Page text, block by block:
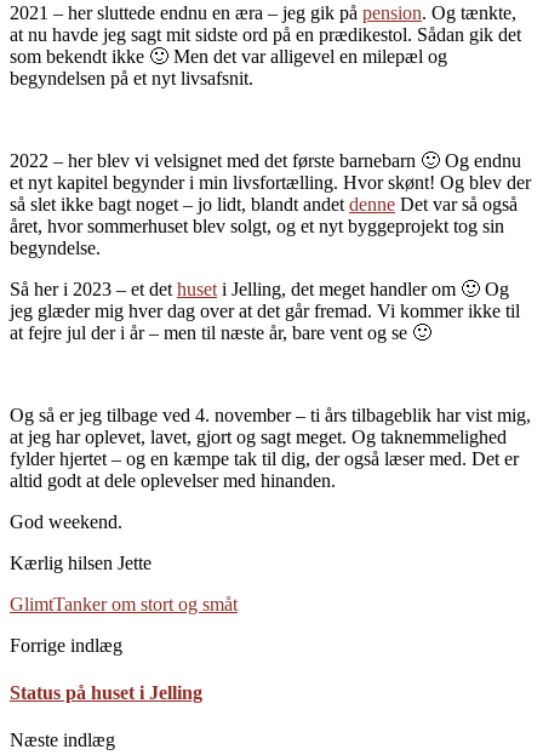
2021 – her sluttede endnu en æra – jeg gik på pension. Og tænkte,
at nu havde jeg sagt mit sidste ord på en prædikestol. Sådan gik det
som bekendt ikke 🙂 Men det var alligevel en milepæl og
begyndelsen på et nyt livsafsnit.
2022 – her blev vi velsignet med det første barnebarn 🙂 Og endnu
et nyt kapitel begynder i min livsfortælling. Hvor skønt! Og blev der
så slet ikke bagt noget – jo lidt, blandt andet denne Det var så også
året, hvor sommerhuset blev solgt, og et nyt byggeprojekt tog sin
begyndelse.
Så her i 2023 – et det huset i Jelling, det meget handler om 🙂 Og
jeg glæder mig hver dag over at det går fremad. Vi kommer ikke til
at fejre jul der i år – men til næste år, bare vent og se 🙂
Og så er jeg tilbage ved 4. november – ti års tilbageblik har vist mig,
at jeg har oplevet, lavet, gjort og sagt meget. Og taknemmelighed
fylder hjertet – og en kæmpe tak til dig, der også læser med. Det er
altid godt at dele oplevelser med hinanden.
God weekend.
Kærlig hilsen Jette
GlimtTanker om stort og småt
Forrige indlæg
Status på huset i Jelling
Næste indlæg